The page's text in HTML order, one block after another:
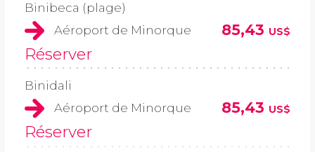
Binibeca (plage)
Aéroport de Minorque
85,43 US$
Réserver
Binidali
Aéroport de Minorque
85,43 US$
Réserver